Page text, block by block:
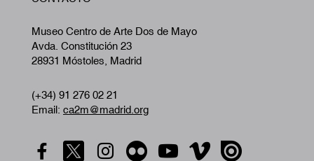
Museo Centro de Arte Dos de Mayo
Avda. Constitución 23
28931 Móstoles, Madrid
(+34) 91 276 02 21
Email: ca2m@madrid.org